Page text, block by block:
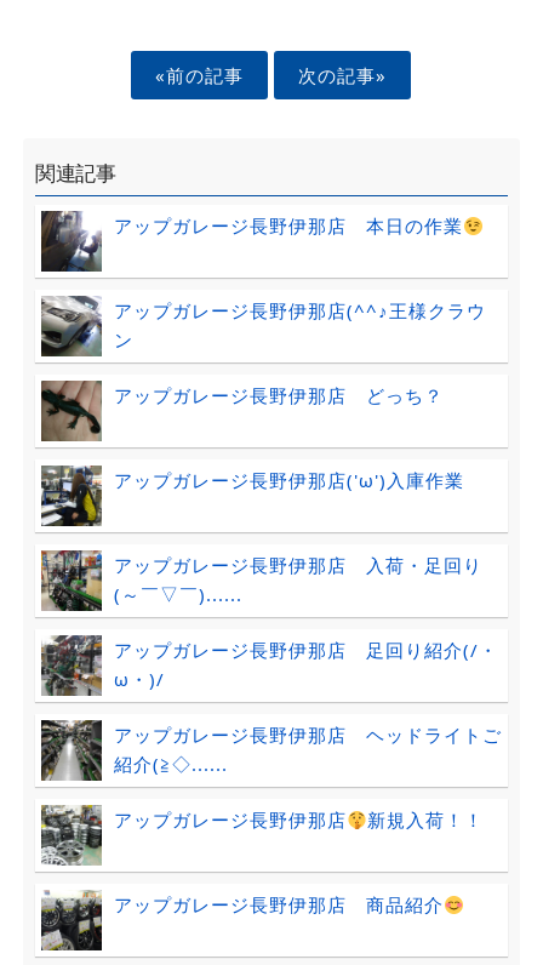
«前の記事 次の記事»
関連記事
アップガレージ長野伊那店 本日の作業
アップガレージ長野伊那店(^^♪王様クラウ
ン
アップガレージ長野伊那店 どっち？
アップガレージ長野伊那店('ω')入庫作業
アップガレージ長野伊那店 入荷・足回り
(～￣▽￣)......
アップガレージ長野伊那店 足回り紹介(/・
ω・)/
アップガレージ長野伊那店 ヘッドライトご
紹介(≧◇......
アップガレージ長野伊那店 新規入荷！！
アップガレージ長野伊那店 商品紹介